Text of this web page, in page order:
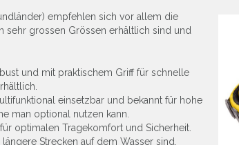
empfehlen sich vor allem die
sehr grossen Grössen erhältlich sind und
und mit praktischem Griff für schnelle
einsetzbar und bekannt für hohe
man optional nutzen kann.
optimalen Tragekomfort und Sicherheit.
Strecken auf dem Wasser sind.